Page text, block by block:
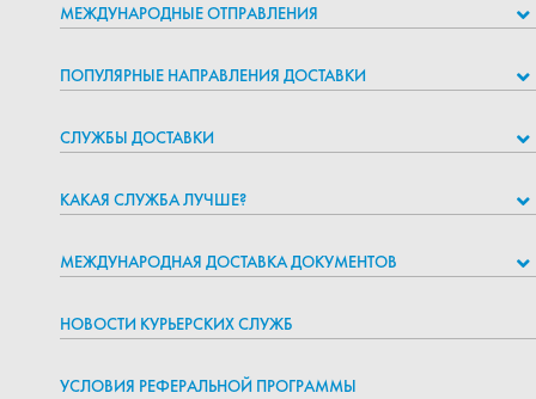
МЕЖДУНАРОДНЫЕ ОТПРАВЛЕНИЯ
ПОПУЛЯРНЫЕ НАПРАВЛЕНИЯ ДОСТАВКИ
СЛУЖБЫ ДОСТАВКИ
КАКАЯ СЛУЖБА ЛУЧШЕ?
МЕЖДУНАРОДНАЯ ДОСТАВКА ДОКУМЕНТОВ
НОВОСТИ КУРЬЕРСКИХ СЛУЖБ
УСЛОВИЯ РЕФЕРАЛЬНОЙ ПРОГРАММЫ